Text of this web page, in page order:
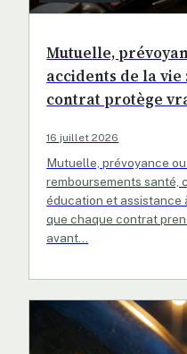
Mutuelle,
accidents de la vie
contrat protège
16 juillet 2026
Mutuelle, prévoyance
remboursements santé,
éducation et assistance
que chaque contrat
avant…